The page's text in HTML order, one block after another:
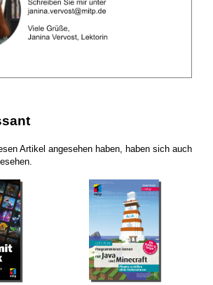
Artikel angesehen haben, haben sich auch